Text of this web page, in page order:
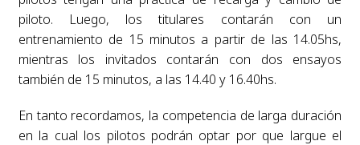
piloto. Luego, los titulares contarán con un
entrenamiento de 15 minutos a partir de las 14.05hs,
mientras los invitados contarán con dos ensayos
también de 15 minutos, a las 14.40 y 16.40hs.
En tanto recordamos, la competencia de larga duración
en la cual los pilotos podrán optar por que largue el